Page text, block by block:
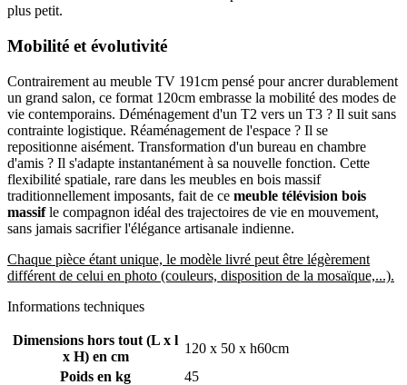
plus petit.
Mobilité et évolutivité
Contrairement au meuble TV 191cm pensé pour ancrer durablement
un grand salon, ce format 120cm embrasse la mobilité des modes de
vie contemporains. Déménagement d'un T2 vers un T3 ? Il suit sans
contrainte logistique. Réaménagement de l'espace ? Il se
repositionne aisément. Transformation d'un bureau en chambre
d'amis ? Il s'adapte instantanément à sa nouvelle fonction. Cette
flexibilité spatiale, rare dans les meubles en bois massif
traditionnellement imposants, fait de ce meuble télévision bois
massifle compagnon idéal des trajectoires de vie en mouvement,
sans jamais sacrifier l'élégance artisanale indienne.
Chaque pièce étant unique, le modèle livré peut être légèrement
différent de celui en photo (couleurs, disposition de la mosaïque,...).
Informations techniques
Dimensions hors tout (L x l
x H) en cm
120 x 50 x h60cm
Poids en kg
45